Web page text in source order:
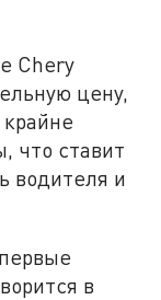
Chery
цену,
что ставит
водителя и
в